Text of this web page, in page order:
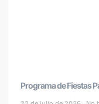
Programa de Fiestas